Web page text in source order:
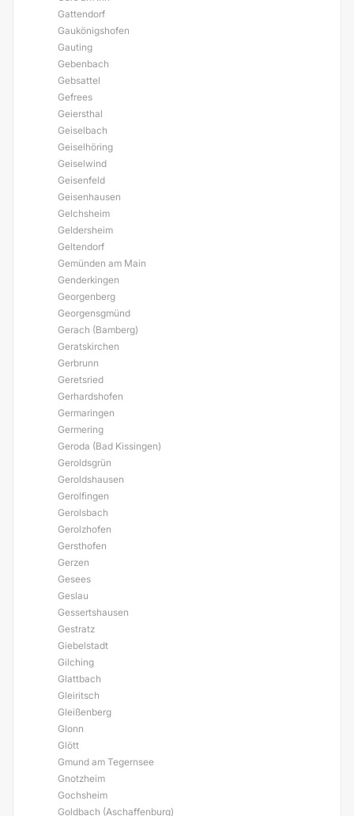
Gattendorf
Gaukönigshofen
Gauting
Gebenbach
Gebsattel
Gefrees
Geiersthal
Geiselbach
Geiselhöring
Geiselwind
Geisenfeld
Geisenhausen
Gelchsheim
Geldersheim
Geltendorf
Gemünden am Main
Genderkingen
Georgenberg
Georgensgmünd
Gerach (Bamberg)
Geratskirchen
Gerbrunn
Geretsried
Gerhardshofen
Germaringen
Germering
Geroda (Bad Kissingen)
Geroldsgrün
Geroldshausen
Gerolfingen
Gerolsbach
Gerolzhofen
Gersthofen
Gerzen
Gesees
Geslau
Gessertshausen
Gestratz
Giebelstadt
Gilching
Glattbach
Gleiritsch
Gleißenberg
Glonn
Glött
Gmund am Tegernsee
Gnotzheim
Gochsheim
Goldbach (Aschaffenburg)